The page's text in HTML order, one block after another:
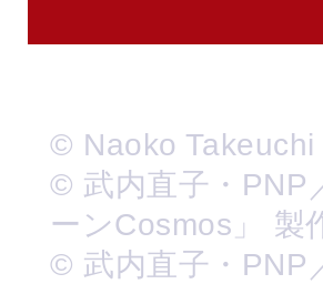
© Naoko Takeuchi
© 武内直子・PNP
ーンCosmos」 製
© 武内直子・PNP